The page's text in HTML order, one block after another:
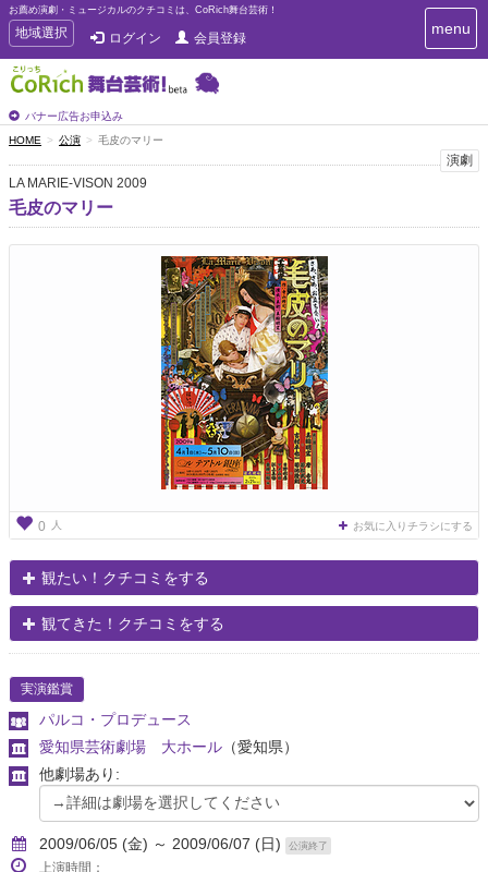
お薦め演劇・ミュージカルのクチコミは、CoRich舞台芸術！
T
o
g
g
e
n
a
v
i
g
地域選択 ログイン 会員登録
バナー広告お申込み
T
o
i
g
menu
HOME 公演 毛皮のマリー
演劇
LA MARIE-VISON 2009
毛皮のマリー
0 人 お気に入りチラシにする
観たい！クチコミをする
観てきた！クチコミをする
実演鑑賞
パルコ・プロデュース
愛知県芸術劇場 大ホール （愛知県）
他劇場あり:
2009/06/05 (金) ～ 2009/06/07 (日) 公演終了
上演時間：